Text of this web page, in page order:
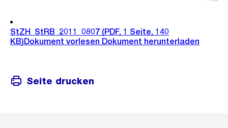
StZH_StRB_2011_0807 (PDF, 1 Seite, 140
KB)Dokument vorlesen Dokument herunterladen
Seite drucken